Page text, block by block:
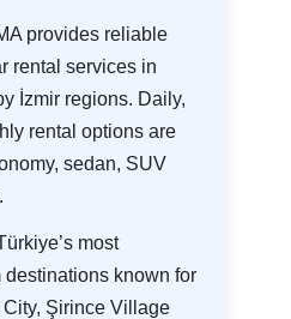
provides reliable
rental services in
İzmir regions. Daily,
rental options are
sedan, SUV
most
destinations known for
Şirince Village